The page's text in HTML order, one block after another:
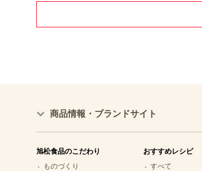
商品情報・ブランドサイト
旭松食品のこだわり
ものづくり
おすすめレシピ
すべて